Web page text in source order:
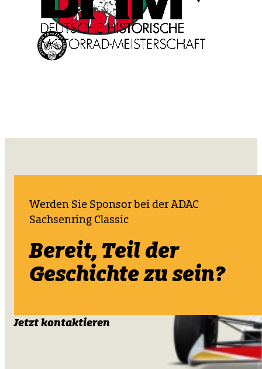
Werden Sie Sponsor bei der ADAC
Sachsenring Classic
Bereit, Teil der
Geschichte zu sein?
Jetzt kontaktieren